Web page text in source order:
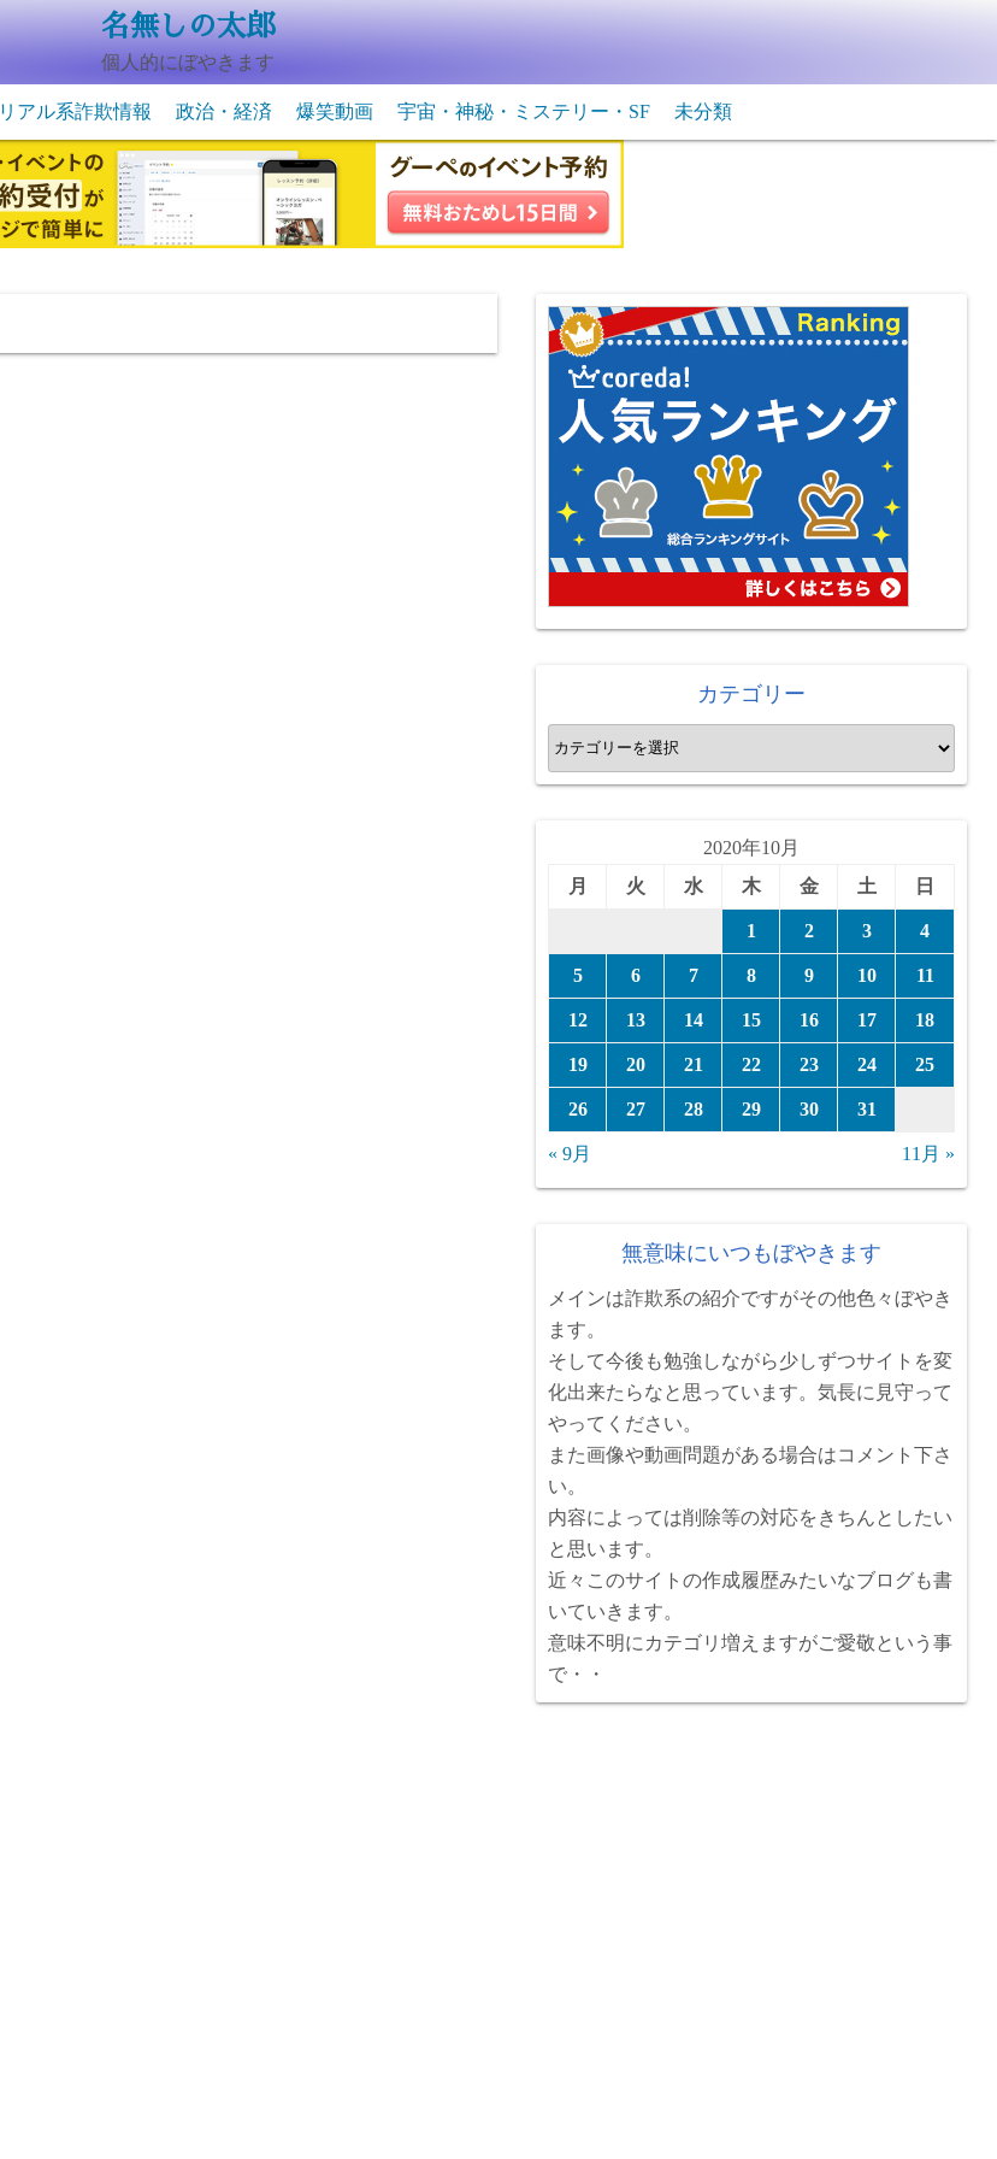
名無しの太郎
個人的にぼやきます
リアル系詐欺情報 政治・経済 爆笑動画
動物系の爆笑動画
宇宙・神秘・ミステリー・SF
未確認生物・飛行物体
宇宙・ＳＦ
未分類
カテゴリー
カ
テ
2020年10月
月
火 水 木 金 土 日
1 2 3 4
5 6 7 8 9 10 11
12 13 14 15 16 17 18
19 20 21 22 23 24 25
26 27 28 29 30 31
« 9月 11月 »
無意味にいつもぼやきます
メインは詐欺系の紹介ですがその他色々ぼやき
ます。
そして今後も勉強しながら少しずつサイトを変
化出来たらなと思っています。気長に見守って
やってください。
また画像や動画問題がある場合はコメント下さ
い。
内容によっては削除等の対応をきちんとしたい
と思います。
近々このサイトの作成履歴みたいなブログも書
いていきます。
意味不明にカテゴリ増えますがご愛敬という事
で・・